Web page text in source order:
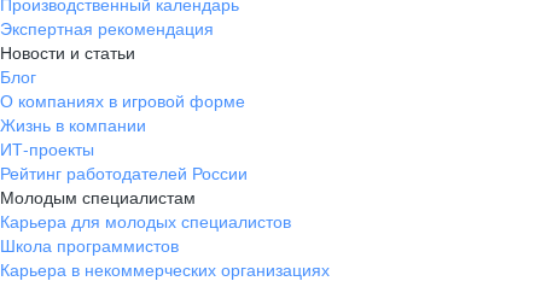
Экспертная рекомендация
Новости и статьи
Блог
О компаниях в игровой форме
Жизнь в компании
ИТ-проекты
Рейтинг работодателей России
Молодым специалистам
Карьера для молодых специалистов
Школа программистов
Карьера в некоммерческих организациях